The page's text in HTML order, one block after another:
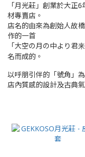
「月光莊」創業於大正
材專賣店。
店名的由來為創始人故
作的一首
「大空の月の中より君
名而成的。
以呼朋引伴的「號角」
店內質感的設計及古典